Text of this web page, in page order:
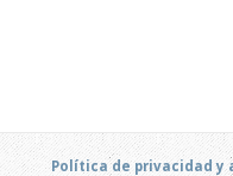
Política de privacidad y